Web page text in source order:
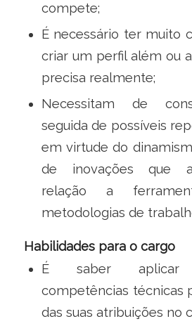
compete;
É necessário ter muito
criar um perfil além ou
precisa realmente;
Necessitam de
seguida de possíveis
em virtude do
de inovações que
relação a
metodologias de
Habilidades para o cargo
É saber aplicar
competências técnicas
das suas atribuições no